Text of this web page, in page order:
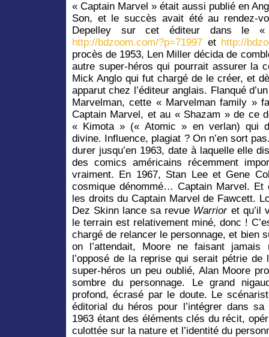
« Captain Marvel » était aussi publié en
Son, et le succès avait été au rendez-
Depelley sur cet éditeur dans le
http://bdzoom.com/?p=71997 et http://
procès de 1953, Len Miller décida de
autre super-héros qui pourrait assurer la
Mick Anglo qui fut chargé de le créer, et
apparut chez l’éditeur anglais. Flanqué
Marvelman, cette « Marvelman family »
Captain Marvel, et au « Shazam » de ce
« Kimota » (« Atomic » en verlan) qui
divine. Influence, plagiat ? On n’en sort
durer jusqu’en 1963, date à laquelle elle
des comics américains récemment
vraiment. En 1967, Stan Lee et Gene
cosmique dénommé… Captain Marvel. Et
les droits du Captain Marvel de Fawcett.
Dez Skinn lance sa revue Warrioret qu’il
le terrain est relativement miné, donc !
chargé de relancer le personnage, et bien
on l’attendait, Moore ne faisant
l’opposé de la reprise qui serait pétrie
super-héros un peu oublié, Alan Moore
sombre du personnage. Le grand
profond, écrasé par le doute. Le
éditorial du héros pour l’intégrer dans
1963 étant des éléments clés du récit,
culottée sur la nature et l’identité du